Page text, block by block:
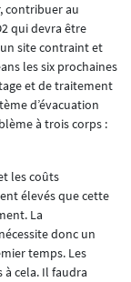
contribuer au
qui devra être
site contraint et
les six prochaines
et de traitement
d’évacuation
à trois corps :
les coûts
élevés que cette
La
donc un
temps. Les
à cela. Il faudra